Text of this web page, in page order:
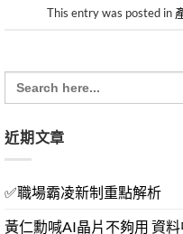
This entry was posted in
Search
for:
近期文章
✅職場霸凌新制重點解析
黃仁勳喊AI晶片不夠用 資